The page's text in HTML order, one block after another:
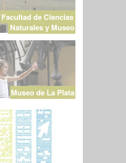
Facultad de Ciencias
Naturales y Museo
Museo de La Plata